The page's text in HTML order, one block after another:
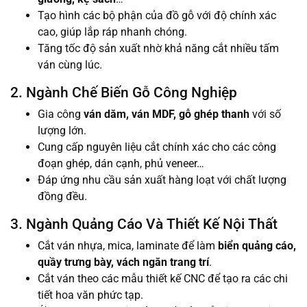
Tạo hình các bộ phận của đồ gỗ với độ chính xác
cao, giúp lắp ráp nhanh chóng.
Tăng tốc độ sản xuất nhờ khả năng cắt nhiều tấm
ván cùng lúc.
2. Ngành Chế Biến Gỗ Công Nghiệp
Gia công ván dăm, ván MDF, gỗ ghép thanh với số
lượng lớn.
Cung cấp nguyên liệu cắt chính xác cho các công
đoạn ghép, dán cạnh, phủ veneer…
Đáp ứng nhu cầu sản xuất hàng loạt với chất lượng
đồng đều.
3. Ngành Quảng Cáo Và Thiết Kế Nội Thất
Cắt ván nhựa, mica, laminate để làm biển quảng cáo,
quầy trưng bày, vách ngăn trang trí.
Cắt ván theo các mẫu thiết kế CNC để tạo ra các chi
tiết hoa văn phức tạp.